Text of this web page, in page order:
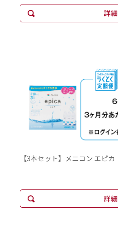
詳細
【3本セット】メニコン エピカ
詳細